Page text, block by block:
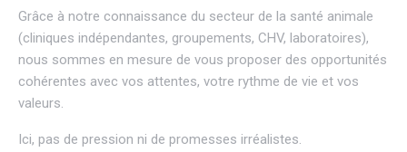
Grâce à notre connaissance du secteur de la santé animale
(cliniques indépendantes, groupements, CHV, laboratoires),
nous sommes en mesure de vous proposer des opportunités
cohérentes avec vos attentes, votre rythme de vie et vos
valeurs.
Ici, pas de pression ni de promesses irréalistes.